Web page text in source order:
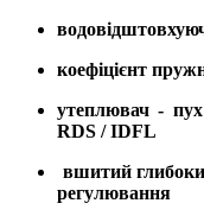
коефіцієнт
утеплювач - пух
RDS / IDFL
вшитий
регулювання